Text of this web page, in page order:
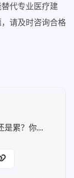
代专业医疗建
请及时咨询合格
中医许群瑶 | 睡够8小时还是累？你的睡眠可能“重量不重质”